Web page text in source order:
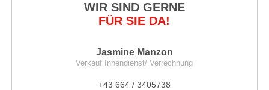
WIR SIND GERNE
FÜR SIE DA!
Jasmine Manzon
Verkauf Innendienst/ Verrechnung
+43 664 / 3405738